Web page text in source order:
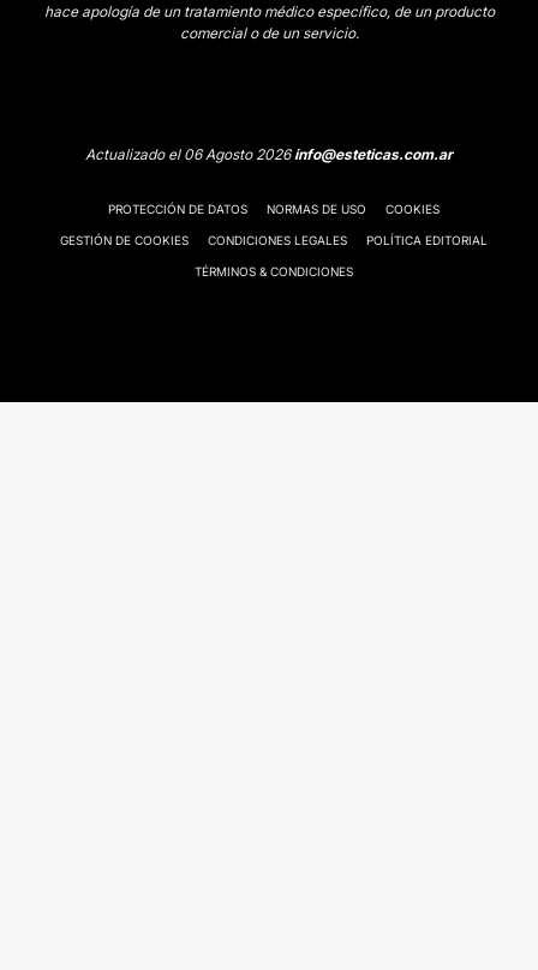
hace apología de un tratamiento médico específico, de un producto
comercial o de un servicio.
Actualizado el 06 Agosto 2026info@esteticas.com.ar
PROTECCIÓN DE DATOS NORMAS DE USO COOKIES
GESTIÓN DE COOKIES CONDICIONES LEGALES POLÍTICA EDITORIAL
TÉRMINOS & CONDICIONES